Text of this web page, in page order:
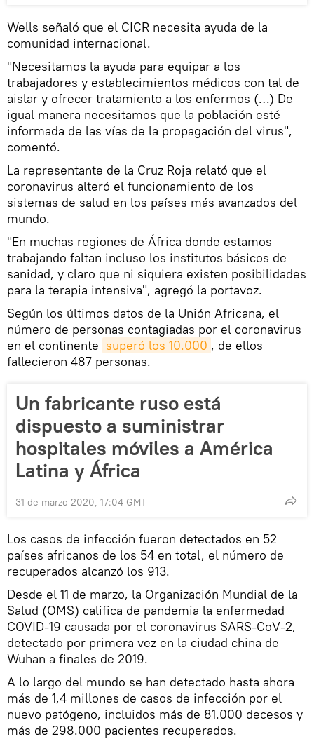
Wells señaló que el CICR necesita ayuda de la
comunidad internacional.
"Necesitamos la ayuda para equipar a los
trabajadores y establecimientos médicos con tal de
aislar y ofrecer tratamiento a los enfermos (…) De
igual manera necesitamos que la población esté
informada de las vías de la propagación del virus",
comentó.
La representante de la Cruz Roja relató que el
coronavirus alteró el funcionamiento de los
sistemas de salud en los países más avanzados del
mundo.
"En muchas regiones de África donde estamos
trabajando faltan incluso los institutos básicos de
sanidad, y claro que ni siquiera existen posibilidades
para la terapia intensiva", agregó la portavoz.
Según los últimos datos de la Unión Africana, el
número de personas contagiadas por el coronavirus
en el continente superó los 10.000 , de ellos
fallecieron 487 personas.
Un fabricante ruso está
dispuesto a suministrar
hospitales móviles a América
Latina y África
31 de marzo 2020, 17:04 GMT
Los casos de infección fueron detectados en 52
países africanos de los 54 en total, el número de
recuperados alcanzó los 913.
Desde el 11 de marzo, la Organización Mundial de la
Salud (OMS) califica de pandemia la enfermedad
COVID-19 causada por el coronavirus SARS-CoV-2,
detectado por primera vez en la ciudad china de
Wuhan a finales de 2019.
A lo largo del mundo se han detectado hasta ahora
más de 1,4 millones de casos de infección por el
nuevo patógeno, incluidos más de 81.000 decesos y
más de 298.000 pacientes recuperados.